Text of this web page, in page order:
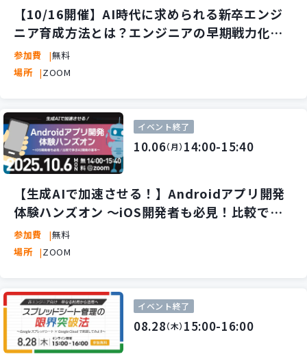
【10/16開催】AI時代に求められる新卒エンジ
ニア育成方法とは？エンジニアの早期戦力化を
実現する、アウトプット重視研修法を紹介
参加費
無料
場所
ZOOM
イベント終了
10.06（月） 14:00-15:40
【生成AIで加速させる！】Androidアプリ開発
体験ハンズオン 〜iOS開発者も必見！比較で学
ぶAI開発の基本〜
参加費
無料
場所
ZOOM
イベント終了
08.28（木） 15:00-16:00